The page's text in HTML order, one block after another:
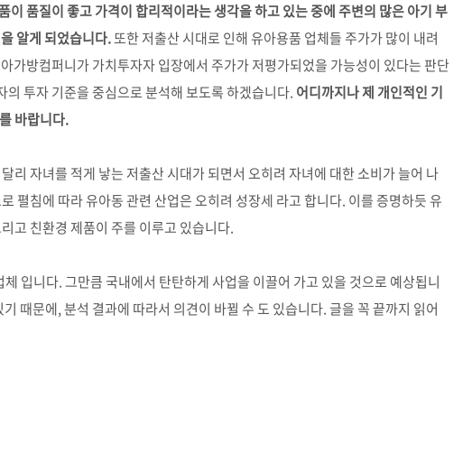
이 품질이 좋고 가격이 합리적이라는 생각을 하고 있는 중에 주변의 많은 아기 부
알게 되었습니다.또한 저출산 시대로 인해 유아용품 업체들 주가가 많이 내려
가방컴퍼니가 가치투자자 입장에서 주가가 저평가되었을 가능성이 있다는 판단
투자 기준을 중심으로 분석해 보도록 하겠습니다. 어디까지나 제 개인적인 기
바랍니다.
리 자녀를 적게 낳는 저출산 시대가 되면서 오히려 자녀에 대한 소비가 늘어 나
펼침에 따라 유아동 관련 산업은 오히려 성장세 라고 합니다. 이를 증명하듯 유
고 친환경 제품이 주를 이루고 있습니다.
입니다. 그만큼 국내에서 탄탄하게 사업을 이끌어 가고 있을 것으로 예상됩니
때문에, 분석 결과에 따라서 의견이 바뀔 수 도 있습니다. 글을 꼭 끝까지 읽어